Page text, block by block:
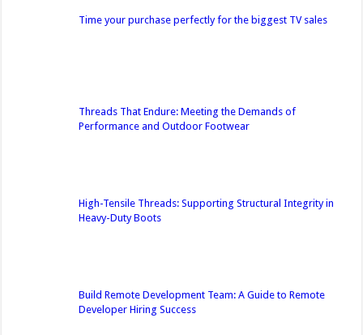
Time your purchase perfectly for the biggest TV sales
Threads That Endure: Meeting the Demands of
Performance and Outdoor Footwear
High-Tensile Threads: Supporting Structural Integrity in
Heavy-Duty Boots
Build Remote Development Team: A Guide to Remote
Developer Hiring Success